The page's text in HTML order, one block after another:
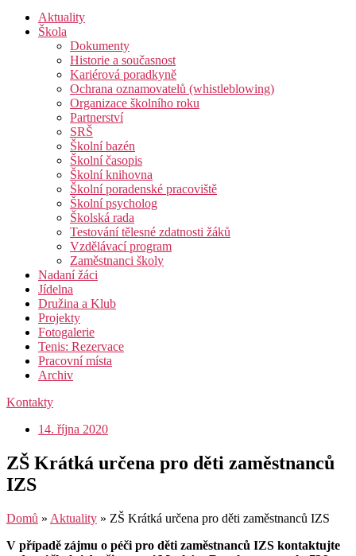
Aktuality
Škola
Dokumenty
Historie a současnost
Kariérová poradkyně
Ochrana oznamovatelů (whistleblowing)
Organizace školního roku
Partnerství
SRŠ
Školní bazén
Školní časopis
Školní knihovna
Školní poradenské pracoviště
Školní psycholog
Školská rada
Testování tělesné zdatnosti žáků
Vzdělávací program
Zaměstnanci školy
Nadaní žáci
Jídelna
Družina a Klub
Projekty
Fotogalerie
Tenis: Rezervace
Pracovní místa
Archiv
Kontakty
14. října 2020
ZŠ Krátká určena pro děti zaměstnanců
IZS
Domů » Aktuality » ZŠ Krátká určena pro děti zaměstnanců IZS
V případě zájmu o péči pro děti zaměstnanců IZS kontaktujte